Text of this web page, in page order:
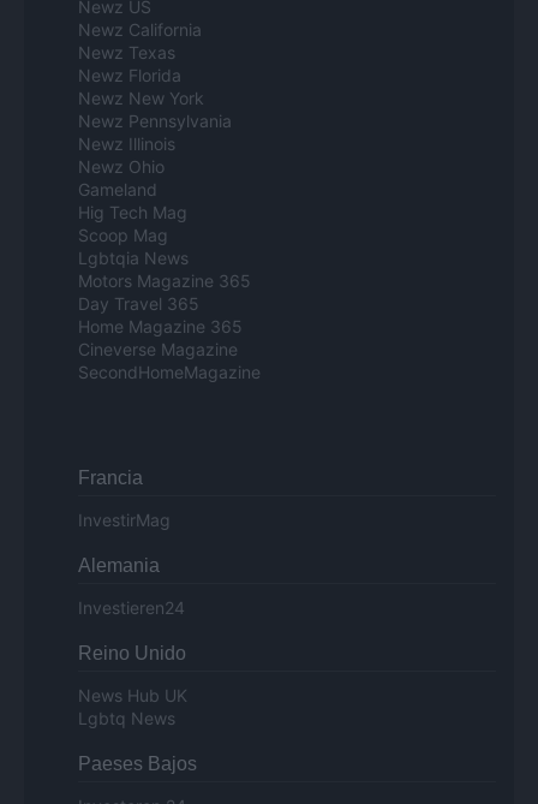
Newz US
Newz California
Newz Texas
Newz Florida
Newz New York
Newz Pennsylvania
Newz Illinois
Newz Ohio
Gameland
Hig Tech Mag
Scoop Mag
Lgbtqia News
Motors Magazine 365
Day Travel 365
Home Magazine 365
Cineverse Magazine
SecondHomeMagazine
Francia
InvestirMag
Alemania
Investieren24
Reino Unido
News Hub UK
Lgbtq News
Paeses Bajos